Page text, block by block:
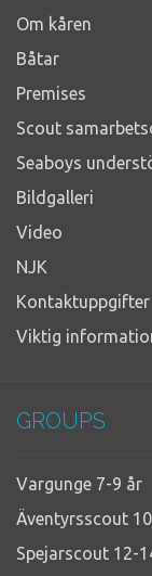
Om kåren
Båtar
Premises
Scout
Seaboys
Bildgalleri
Video
NJK
Kontaktuppgifter
Viktig
GROUPS
Vargunge 7-9 år
Äventyrsscout
Spejarscout 12-